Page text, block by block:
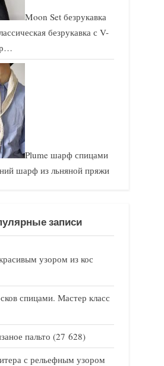
Moon Set безрукавка
безрукавка с V-
Plume шарф спицами
шарф из льняной пряжи
записи
узором из кос
спицами. Мастер класс
пальто (27 628)
с рельефным узором